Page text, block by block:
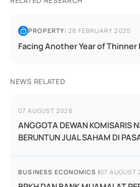
PROPERTY|28 FEBRUARY 2025
Facing Another Year of Thinner
NEWS RELATED
07 AUGUST 2026
ANGGOTA DEWAN KOMISARIS
BERUNTUN JUAL SAHAM DI
BUSINESS ECONOMICS |07 AUGUST